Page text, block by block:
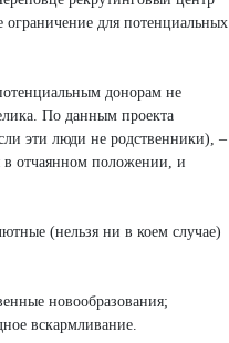
ограничение для потенциальных
донорам не
По данным проекта
эти люди не родственники), –
в отчаянном положении, и
(нельзя ни в коем случае)
новообразования;
вскармливание.